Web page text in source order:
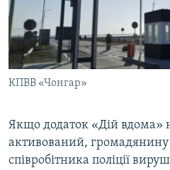
КПВВ «Чонгар»
Якщо додаток «Дій вдома»
активований, громадянину
співробітника поліції